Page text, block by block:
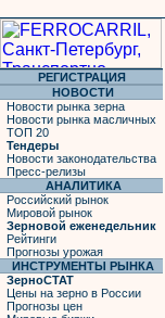
РЕГИСТРАЦИЯ
НОВОСТИ
Новости рынка зерна
Новости рынка масличных
ТОП 20
Тендеры
Новости законодательства
Пресс-релизы
АНАЛИТИКА
Российский рынок
Мировой рынок
Зерновой еженедельник
Рейтинги
Прогнозы урожая
ИНСТРУМЕНТЫ РЫНКА
ЗерноСТАТ
Цены на зерно в России
Прогнозы цен